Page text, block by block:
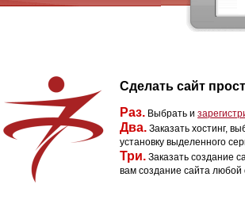
Сделать сайт
Раз. Выбрать и
Два. Заказать хостинг,
установку выделенного
Три. Заказать создание
вам создание сайта любой